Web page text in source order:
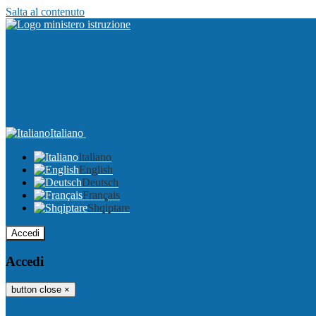
Salta al contenuto
Italiano
Italiano
English
Deutsch
Français
Shqiptare
Accedi
Accedi
button close ×